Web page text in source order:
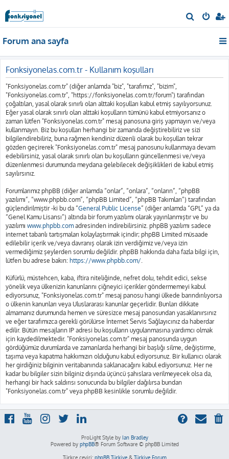
r
Forum ana sayfa
Fonksiyonelas.com.tr - Kullanım koşulları
"Fonksiyonelas.com.tr" (diğer anlamda "biz", "tarafımız", "bizim",
"Fonksiyonelas.com.tr", "https://fonksiyonelas.com.tr/forum") tarafından
çoğaltılan, yasal olarak sınırlı olan alttaki koşulları kabul etmiş sayılıyorsunuz.
Eğer yasal olarak sınırlı olan alttaki koşulların tümünü kabul etmiyorsanız o
zaman lütfen "Fonksiyonelas.com.tr" mesaj panosuna giriş yapmayın ve/veya
kullanmayın. Biz bu koşulları herhangi bir zamanda değiştirebiliriz ve sizi
bilgilendirebiliriz, buna rağmen kendiniz düzenli olarak bu koşulları tekrar
gözden geçirerek "Fonksiyonelas.com.tr" mesaj panosunu kullanmaya devam
edebilirsiniz, yasal olarak sınırlı olan bu koşulların güncellenmesi ve/veya
düzenlenmesi durumunda meydana gelebilecek değişiklikleri de kabul etmiş
sayılırsınız.
Forumlarımız phpBB (diğer anlamda “onlar”, “onlara”, “onların”, “phpBB
yazılımı”, “www.phpbb.com”, “phpBB Limited”, “phpBB Takımları”) tarafından
güçlendirilmiştir -ki bu da “General Public License” (diğer anlamda “GPL” ya da
“Genel Kamu Lisansı”) altında bir forum yazılımı olarak yayınlanmıştır ve bu
yazılımı www.phpbb.com adresinden indirebilirsiniz. phpBB yazılımı sadece
internet tabanlı tartışmaları kolaylaştırmak içindir; phpBB Limited müsaade
edilebilir içerik ve/veya davranış olarak izin verdiğimiz ve/veya izin
vermediğimiz şeylerden sorumlu değildir. phpBB hakkında daha fazla bilgi için,
lütfen bu adrese bakın: https://www.phpbb.com/.
Küfürlü, müstehcen, kaba, iftira niteliğinde, nefret dolu, tehdit edici, sekse
yönelik veya ülkenizin kanunlarını çiğneyici içerikler göndermemeyi kabul
ediyorsunuz, "Fonksiyonelas.com.tr" mesaj panosu hangi ülkede barındırılıyorsa
o ülkenin kanunları veya Uluslararası kanunlar geçerlidir. Bunları dikkate
almamanız durumunda hemen ve süresizce mesaj panosundan yasaklanırsınız
ve eğer tarafımızca gerekli görülürse İnternet Servis Sağlayıcınız da haberdar
edilir. Bütün mesajların IP adresi bu koşulların uygulanmasına yardımcı olmak
için kaydedilmektedir. "Fonksiyonelas.com.tr" mesaj panosunda uygun
gördüğümüz durumlarda ve zamanlarda herhangi bir başlığı silme, değiştirme,
taşıma veya kapatma hakkımızın olduğunu kabul ediyorsunuz. Bir kullanıcı olarak
her girdiğiniz bilginin veritabanında saklanacağını kabul ediyorsunuz. Her ne
kadar bu bilgiler sizin bilginiz dışında üçüncü şahıslara verilmeyecek olsa da,
herhangi bir hack saldırısı sonucunda bu bilgiler dağılırsa bundan
"Fonksiyonelas.com.tr" veya phpBB kesinlikle sorumlu değildir.
ProLight Style by Ian Bradley
Powered by phpBB® Forum Software © phpBB Limited
Türkçe çeviri: phpBB Türkiye& Türkiye Forum